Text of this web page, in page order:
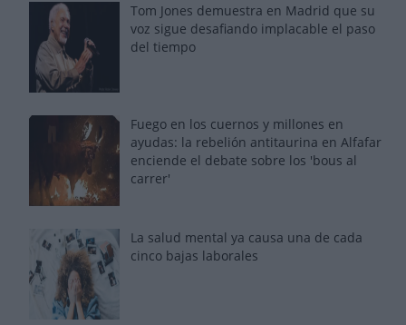
Tom Jones demuestra en Madrid que su
voz sigue desafiando implacable el paso
del tiempo
Fuego en los cuernos y millones en
ayudas: la rebelión antitaurina en Alfafar
enciende el debate sobre los 'bous al
carrer'
La salud mental ya causa una de cada
cinco bajas laborales